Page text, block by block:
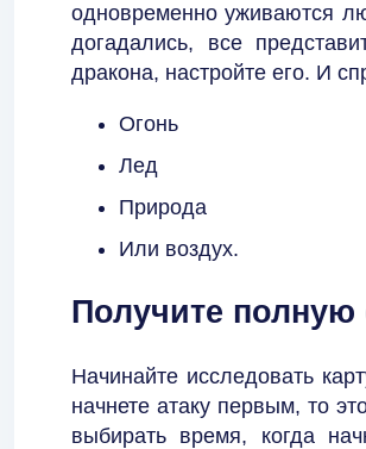
одновременно уживаются
догадались, все
дракона, настройте его. И
Огонь
Лед
Природа
Или воздух.
Получите полную
Начинайте исследовать
начнете атаку первым, то
выбирать время, когда